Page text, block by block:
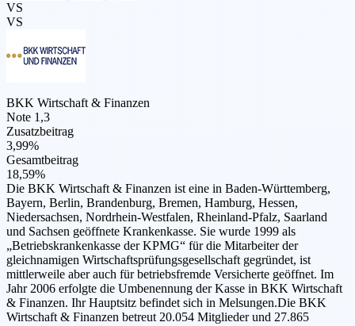
VS
VS
BKK Wirtschaft & Finanzen
Note 1,3
Zusatzbeitrag
3,99%
Gesamtbeitrag
18,59%
Die BKK Wirtschaft & Finanzen ist eine in Baden-Württemberg,
Bayern, Berlin, Brandenburg, Bremen, Hamburg, Hessen,
Niedersachsen, Nordrhein-Westfalen, Rheinland-Pfalz, Saarland
und Sachsen geöffnete Krankenkasse. Sie wurde 1999 als
„Betriebskrankenkasse der KPMG“ für die Mitarbeiter der
gleichnamigen Wirtschaftsprüfungsgesellschaft gegründet, ist
mittlerweile aber auch für betriebsfremde Versicherte geöffnet. Im
Jahr 2006 erfolgte die Umbenennung der Kasse in BKK Wirtschaft
& Finanzen. Ihr Hauptsitz befindet sich in Melsungen.Die BKK
Wirtschaft & Finanzen betreut 20.054 Mitglieder und 27.865